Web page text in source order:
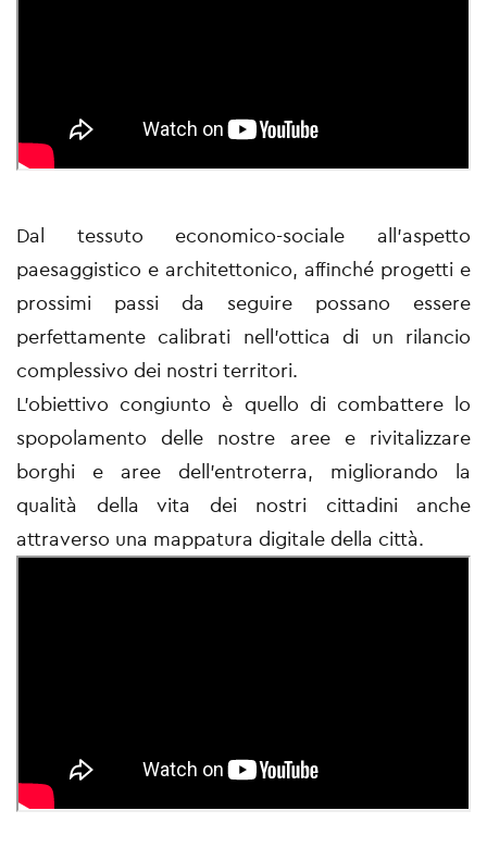
Dal tessuto economico-sociale all’aspetto
paesaggistico e architettonico, affinché progetti e
prossimi passi da seguire possano essere
perfettamente calibrati nell’ottica di un rilancio
complessivo dei nostri territori.
L’obiettivo congiunto è quello di combattere lo
spopolamento delle nostre aree e rivitalizzare
borghi e aree dell’entroterra, migliorando la
qualità della vita dei nostri cittadini anche
attraverso una mappatura digitale della città.